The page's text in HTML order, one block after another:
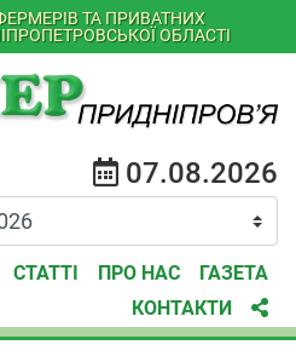
ТА ПРИВАТНИХ
ОБЛАСТІ
07.08.2026
СТАТТІ ПРО НАС
ГАЗЕТА
КОНТАКТИ